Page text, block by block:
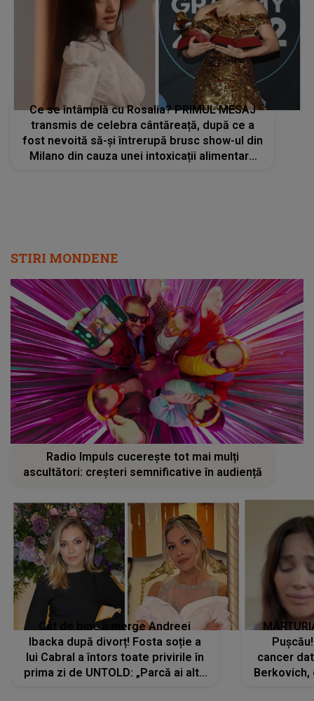
Ce se întâmplă cu Rosalia? PRIMUL MESAJ
transmis de celebra cântăreață, după ce a
fost nevoită să-și întrerupă brusc show-ul din
Milano din cauza unei intoxicații alimentare
STIRI MONDENE
Radio Impuls cucerește tot mai mulți
ascultători: creșteri semnificative în audiență
Cât de bine îi merge Andreei
Ibacka după divorț! Fosta soție a
lui Cabral a întors toate privirile în
prima zi de UNTOLD: „Parcă ai altă
cancer
Berkovich,